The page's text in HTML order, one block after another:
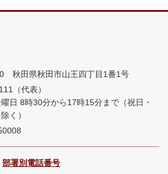
秋田県秋田市山王四丁目1番1号
（代表）
曜日 8時30分から17時15分まで （祝日・
く）
部署別電話番号